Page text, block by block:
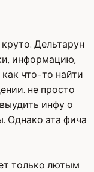
Дельтарун
информацию,
что-то найти
не просто
инфу о
Однако эта фича
только лютым